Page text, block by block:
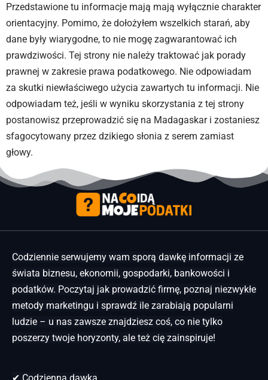
Przedstawione tu informacje mają mają wyłącznie charakter
orientacyjny. Pomimo, że dołożyłem wszelkich starań, aby
dane były wiarygodne, to nie mogę zagwarantować ich
prawdziwości. Tej strony nie należy traktować jak porady
prawnej w zakresie prawa podatkowego. Nie odpowiadam
za skutki niewłaściwego użycia zawartych tu informacji. Nie
odpowiadam też, jeśli w wyniku skorzystania z tej strony
postanowisz przeprowadzić się na Madagaskar i zostaniesz
sfagocytowany przez dzikiego słonia z serem zamiast
głowy.
Codziennie serwujemy wam sporą dawkę informacji ze
świata biznesu, ekonomii, gospodarki, bankowości i
podatków. Poczytaj jak prowadzić firmę, poznaj niezwykłe
metody marketingu i sprawdź ile zarabiają popularni
ludzie – u nas zawsze znajdziesz coś, co nie tylko
poszerzy twoje horyzonty, ale też cię zainspiruje!